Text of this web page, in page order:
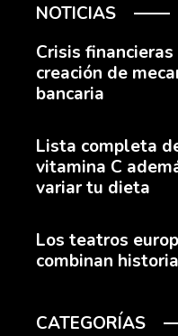
NOTICIAS
Crisis
creación de
bancaria
Lista completa
vitamina C
variar tu dieta
Los teatros
combinan
CATEGORÍAS